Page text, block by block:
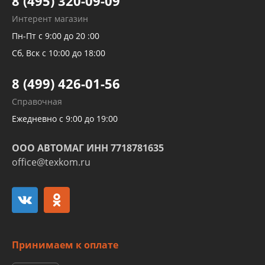
Рукавов гидроусилителей
Рукавов компрессоров и турбин
Трубок кондиционеров
Развертка пайка медных стальных
алюминиевых трубок и штуцеров
Интерент магазин
Пн-Пт с 9:00 до 20 :00
Сб, Вск с 10:00 до 18:00
8 (499) 426-01-56
Справочная
Ежедневно с 9:00 до 19:00
ООО АВТОМАГ ИНН 7718781635
office@texkom.ru
Принимаем к оплате